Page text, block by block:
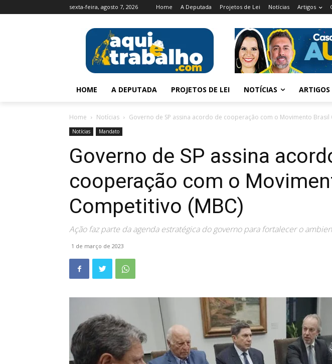
sexta-feira, agosto 7, 2026 Home A Deputada Projetos de Lei Notícias Artigos
HOME A DEPUTADA PROJETOS DE LEI NOTÍCIAS ARTIGOS
Home Notícias Governo de SP assina acordo de cooperação com o Movimento Brasil
Notícias Mandato
Governo de SP assina
cooperação com o
Competitivo (MBC)
Ação faz parte da agenda estratégica do governo para fortalecer o
1 de março de 2023